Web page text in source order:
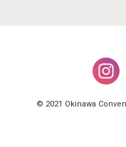
© 2021 Okinawa